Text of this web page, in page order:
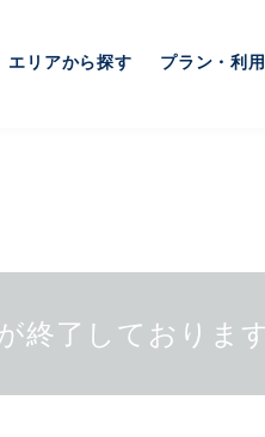
エリアから探す プラン・利
終了しておりま